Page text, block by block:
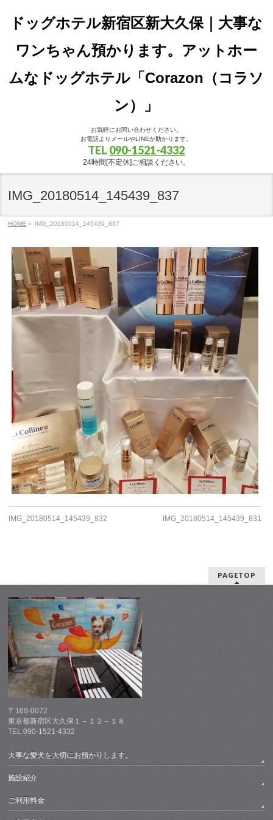
ドッグホテル新宿区新大久保｜大事な
ワンちゃん預かります。アットホー
ムなドッグホテル「Corazon（コラソ
ン）」
お気軽にお問い合わせください。
お電話よりメールやLINEが助かります。
TEL 090-1521-4332
24時間[不定休]ご相談ください。
IMG_20180514_145439_837
HOME » IMG_20180514_145439_837
IMG_20180514_145439_832 IMG_20180514_145439_831
PAGETOP
〒169-0072
東京都新宿区大久保１－１２－１８
TEL:090-1521-4332
大事な愛犬を大切にお預かりします。
施設紹介
ご利用料金